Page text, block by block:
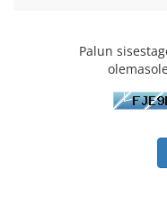
Palun